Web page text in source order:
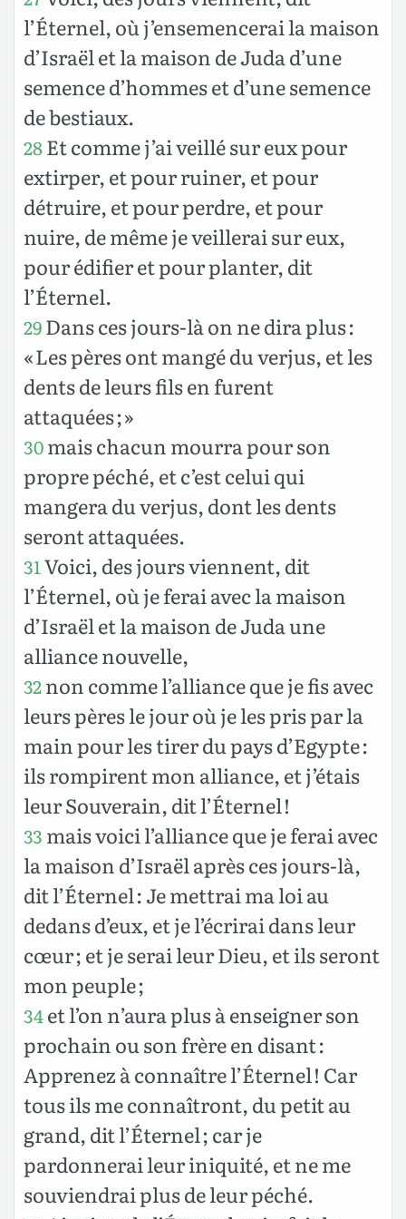
l’Éternel, où j’ensemencerai la maison
d’Israël et la maison de Juda d’une
semence d’hommes et d’une semence
de bestiaux.
28Et comme j’ai veillé sur eux pour
extirper, et pour ruiner, et pour
détruire, et pour perdre, et pour
nuire, de même je veillerai sur eux,
pour édifier et pour planter, dit
l’Éternel.
29Dans ces jours-là on ne dira plus :
« Les pères ont mangé du verjus, et les
dents de leurs fils en furent
attaquées ; »
30mais chacun mourra pour son
propre péché, et c’est celui qui
mangera du verjus, dont les dents
seront attaquées.
31 Voici, des jours viennent, dit
l’Éternel, où je ferai avec la maison
d’Israël et la maison de Juda une
alliance nouvelle,
32non comme l’alliance que je fis avec
leurs pères le jour où je les pris par la
main pour les tirer du pays d’Egypte :
ils rompirent mon alliance, et j’étais
leur Souverain, dit l’Éternel !
33 mais voici l’alliance que je ferai avec
la maison d’Israël après ces jours-là,
dit l’Éternel : Je mettrai ma loi au
dedans d’eux, et je l’écrirai dans leur
cœur ; et je serai leur Dieu, et ils seront
mon peuple ;
34et l’on n’aura plus à enseigner son
prochain ou son frère en disant :
Apprenez à connaître l’Éternel ! Car
tous ils me connaîtront, du petit au
grand, dit l’Éternel ; car je
pardonnerai leur iniquité, et ne me
souviendrai plus de leur péché.